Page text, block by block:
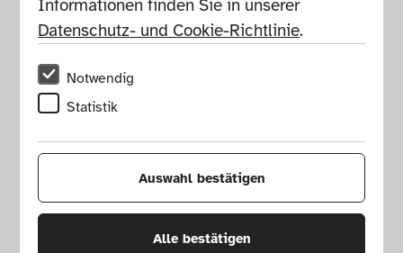
Informationen finden Sie in unserer
Datenschutz- und Cookie-Richtlinie.
Notwendig
Statistik
Auswahl bestätigen
Alle bestätigen